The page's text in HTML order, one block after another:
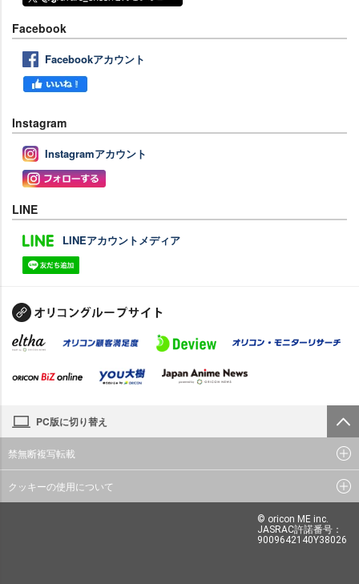
Facebook
Facebookアカウント
Instagram
Instagramアカウント
LINE
LINEアカウントメディア
PC版に切り替え
禁無断複写転載
クッキーの使用について
© oricon ME inc.
JASRAC許諾番号：
9009642140Y38026